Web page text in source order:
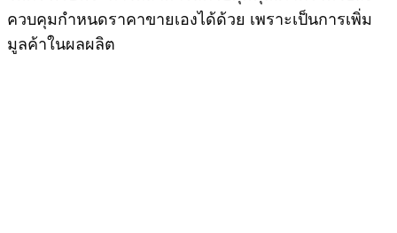
ควบคุมกำหนดราคาขายเองได้ด้วย เพราะเป็นการเพิ่ม
มูลค้าในผลผลิต